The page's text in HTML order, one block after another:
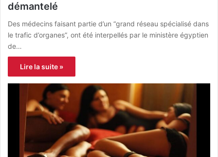
démantelé
Des médecins faisant partie d’un “grand réseau spécialisé dans
le trafic d’organes”, ont été interpellés par le ministère égyptien
de…
Lire la suite »